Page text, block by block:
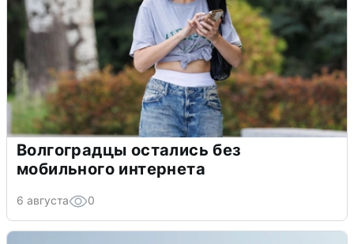
Волгоградцы остались без
мобильного интернета
6 августа 0